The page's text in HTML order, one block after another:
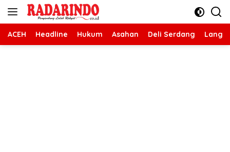
Langsung
ACEH Headline Hukum Asahan Deli Serdang